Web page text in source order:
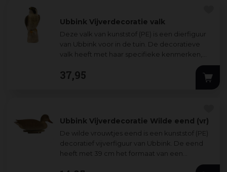
Ubbink Vijverdecoratie valk
Deze valk van kunststof (PE) is een dierfiguur
van Ubbink voor in de tuin. De decoratieve
valk heeft met haar specifieke kenmerken,
37,95
Ubbink Vijverdecoratie Wilde eend (vr)
De wilde vrouwtjes eend is een kunststof (PE)
decoratief vijverfiguur van Ubbink. De eend
heeft met 39 cm het formaat van een
volwassen eend en heeft door haar kleurste...